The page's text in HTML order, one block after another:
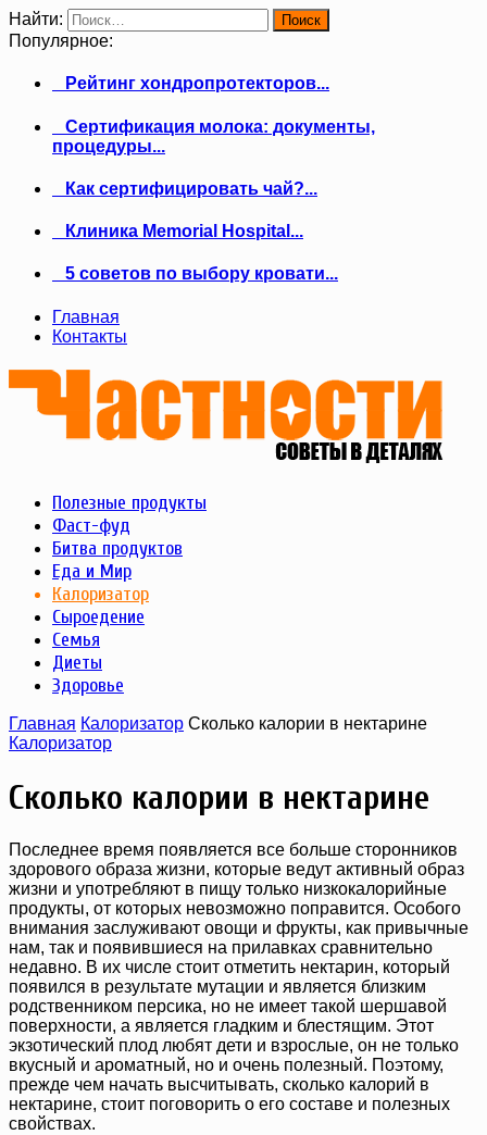
Найти:
Популярное:
Рейтинг хондропротекторов...
Сертификация молока: документы,
процедуры...
Как сертифицировать чай?...
Клиника Memorial Hospital...
5 советов по выбору кровати...
Главная
Контакты
Полезные продукты
Фаст-фуд
Битва продуктов
Еда и Мир
Калоризатор
Сыроедение
Семья
Диеты
Здоровье
Главная Калоризатор Сколько калории в нектарине
Калоризатор
Сколько калории в нектарине
Последнее время появляется все больше сторонников
здорового образа жизни, которые ведут активный образ
жизни и употребляют в пищу только низкокалорийные
продукты, от которых невозможно поправится. Особого
внимания заслуживают овощи и фрукты, как привычные
нам, так и появившиеся на прилавках сравнительно
недавно. В их числе стоит отметить нектарин, который
появился в результате мутации и является близким
родственником персика, но не имеет такой шершавой
поверхности, а является гладким и блестящим. Этот
экзотический плод любят дети и взрослые, он не только
вкусный и ароматный, но и очень полезный. Поэтому,
прежде чем начать высчитывать, сколько калорий в
нектарине, стоит поговорить о его составе и полезных
свойствах.